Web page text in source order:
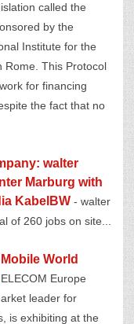
called the
by the
Institute for the
Rome. This Protocol
for financing
the fact that no
walter
Marburg with
KabelBW - walter
of 260 jobs on site...
World
ELECOM Europe
leader for
is exhibiting at the